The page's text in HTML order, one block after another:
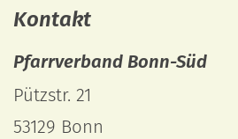
Kontakt
Pfarrverband Bonn-Süd
Pützstr. 21
53129 Bonn